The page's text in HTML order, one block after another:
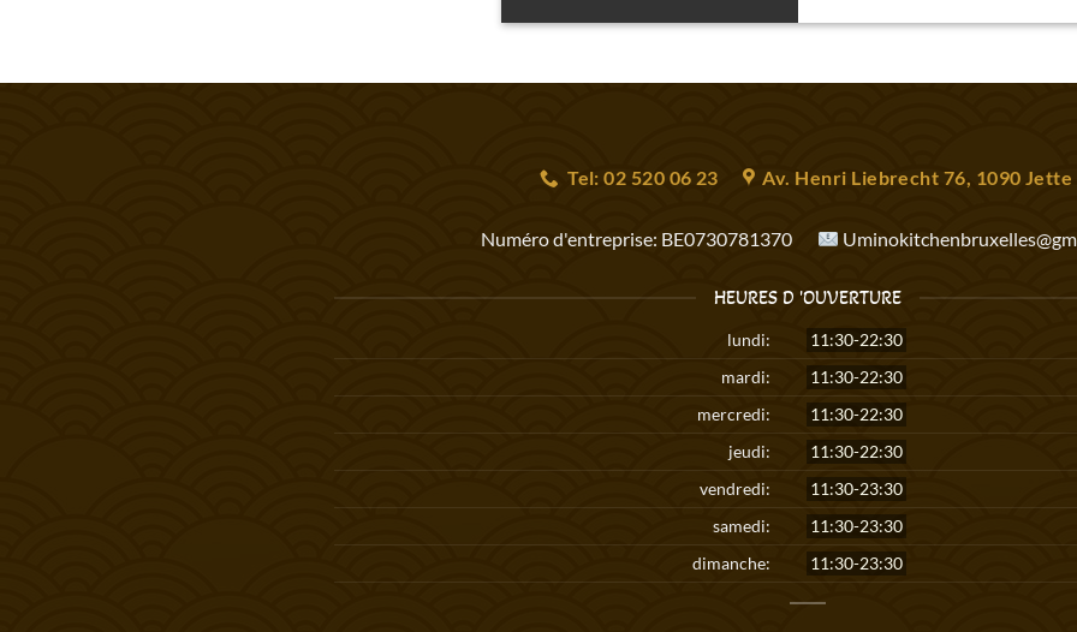
Tel: 02 520 06 23 Av. Henri Liebrecht 76, 1090 Jette
Numéro d'entreprise: BE0730781370
HEURES D 'OUVERTURE
lundi:
11:30-22:30
mardi:
11:30-22:30
mercredi:
11:30-22:30
jeudi:
11:30-22:30
vendredi:
11:30-23:30
samedi:
11:30-23:30
dimanche:
11:30-23:30